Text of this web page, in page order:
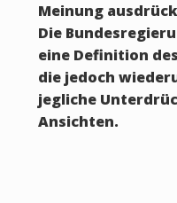
Meinung
Die
eine Definition
die jedoch
jegliche
Ansichten.